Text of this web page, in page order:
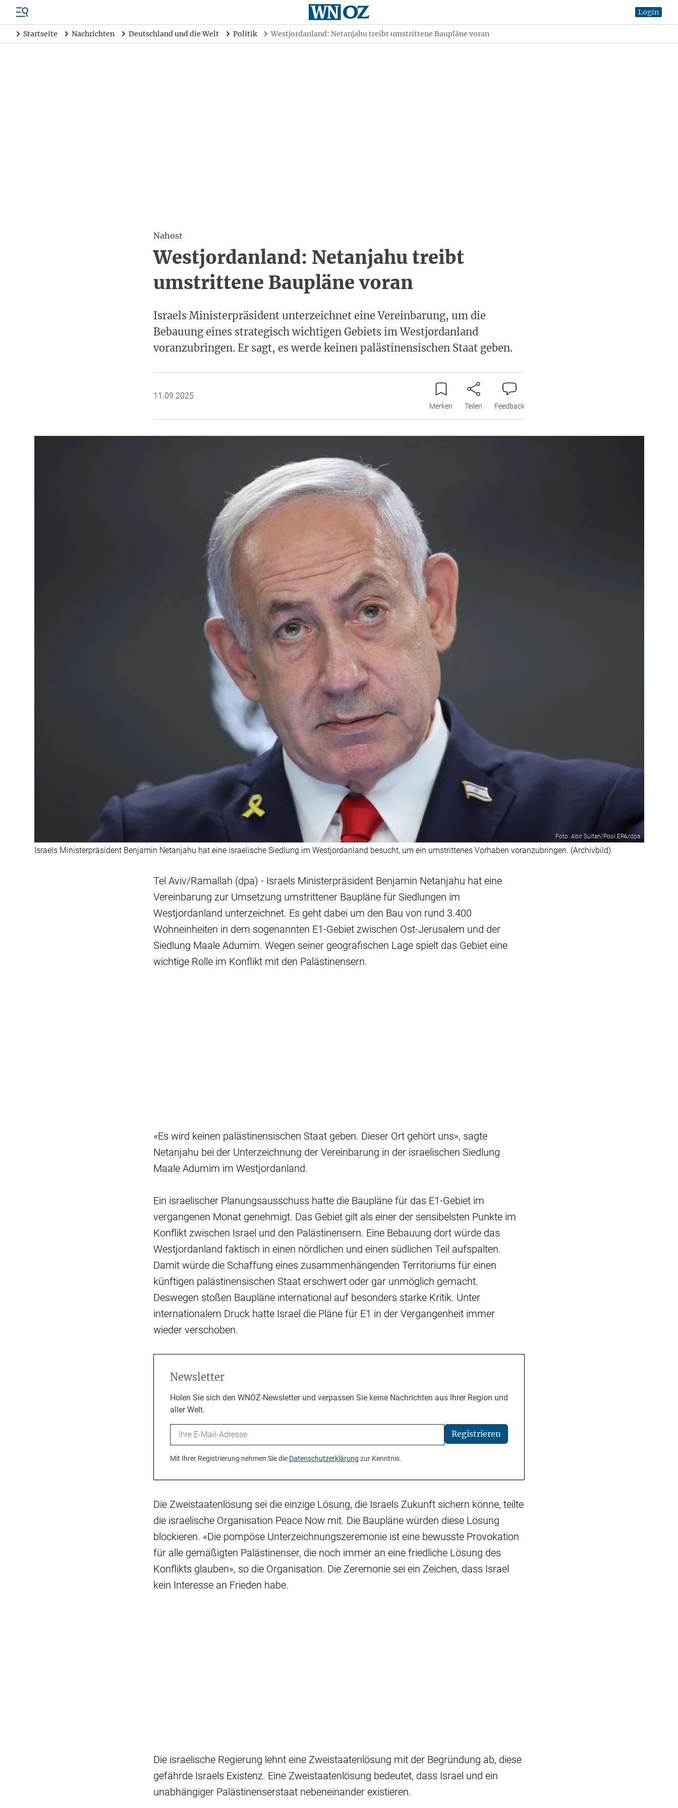
Login
Startseite Nachrichten Deutschland und die Welt Politik Westjordanland: Netanjahu treibt umstrittene Baupläne voran
Nahost
Westjordanland: Netanjahu treibt
umstrittene Baupläne voran
Israels Ministerpräsident unterzeichnet eine Vereinbarung, um die
Bebauung eines strategisch wichtigen Gebiets im Westjordanland
voranzubringen. Er sagt, es werde keinen palästinensischen Staat geben.
11.09.2025
Merken Teilen Feedback
Foto: Abir Sultan/Pool EPA/dpa
Israels Ministerpräsident Benjamin Netanjahu hat eine israelische Siedlung im Westjordanland besucht, um ein umstrittenes Vorhaben voranzubringen. (Archivbild)
Tel Aviv/Ramallah (dpa) - Israels Ministerpräsident Benjamin Netanjahu hat eine
Vereinbarung zur Umsetzung umstrittener Baupläne für Siedlungen im
Westjordanland unterzeichnet. Es geht dabei um den Bau von rund 3.400
Wohneinheiten in dem sogenannten E1-Gebiet zwischen Ost-Jerusalem und der
Siedlung Maale Adumim. Wegen seiner geografischen Lage spielt das Gebiet eine
wichtige Rolle im Konflikt mit den Palästinensern.
«Es wird keinen palästinensischen Staat geben. Dieser Ort gehört uns», sagte
Netanjahu bei der Unterzeichnung der Vereinbarung in der israelischen Siedlung
Maale Adumim im Westjordanland.
Ein israelischer Planungsausschuss hatte die Baupläne für das E1-Gebiet im
vergangenen Monat genehmigt. Das Gebiet gilt als einer der sensibelsten Punkte im
Konflikt zwischen Israel und den Palästinensern. Eine Bebauung dort würde das
Westjordanland faktisch in einen nördlichen und einen südlichen Teil aufspalten.
Damit würde die Schaffung eines zusammenhängenden Territoriums für einen
künftigen palästinensischen Staat erschwert oder gar unmöglich gemacht.
Deswegen stoßen Baupläne international auf besonders starke Kritik. Unter
internationalem Druck hatte Israel die Pläne für E1 in der Vergangenheit immer
wieder verschoben.
Newsletter
Holen Sie sich den WNOZ-Newsletter und verpassen Sie keine Nachrichten aus Ihrer Region und
aller Welt.
Email Registrieren
Mit Ihrer Registrierung nehmen Sie die Datenschutzerklärung zur Kenntnis.
Die Zweistaatenlösung sei die einzige Lösung, die Israels Zukunft sichern könne, teilte
die israelische Organisation Peace Now mit. Die Baupläne würden diese Lösung
blockieren. «Die pompöse Unterzeichnungszeremonie ist eine bewusste Provokation
für alle gemäßigten Palästinenser, die noch immer an eine friedliche Lösung des
Konflikts glauben», so die Organisation. Die Zeremonie sei ein Zeichen, dass Israel
kein Interesse an Frieden habe.
Die israelische Regierung lehnt eine Zweistaatenlösung mit der Begründung ab, diese
gefährde Israels Existenz. Eine Zweistaatenlösung bedeutet, dass Israel und ein
unabhängiger Palästinenserstaat nebeneinander existieren.